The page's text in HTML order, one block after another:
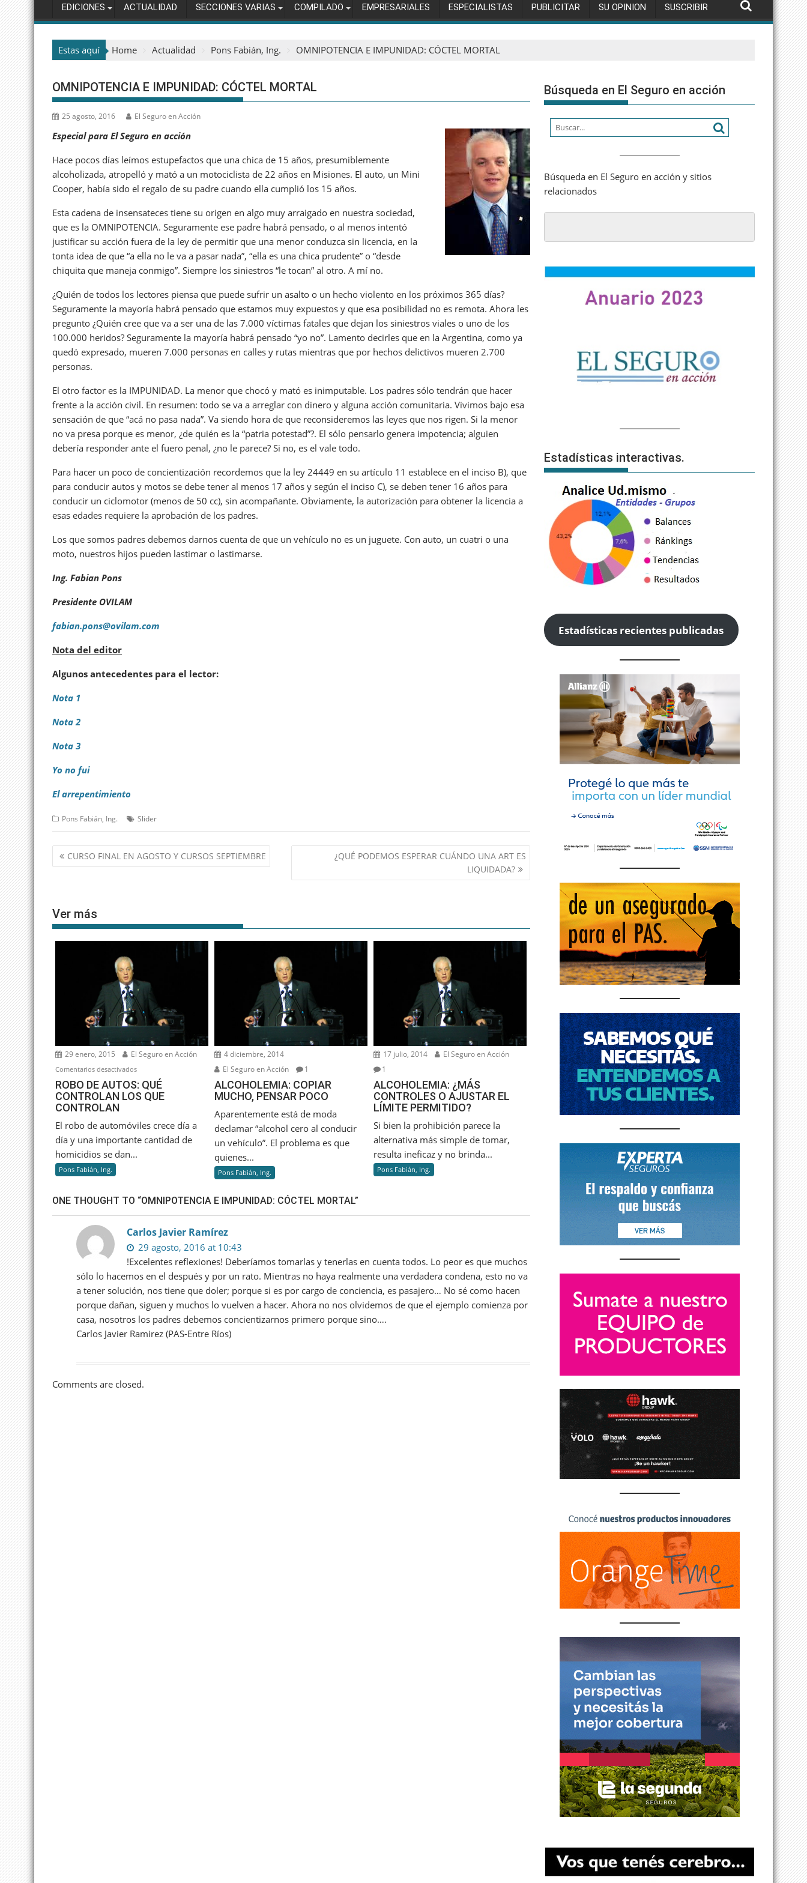
EDICIONES ACTUALIDAD SECCIONES VARIAS COMPILADO EMPRESARIALES ESPECIALISTAS PUBLICITAR SU OPINION SUSCRIBIR
Estas aquí Home Actualidad Pons Fabián, Ing. OMNIPOTENCIA E IMPUNIDAD: CÓCTEL MORTAL
OMNIPOTENCIA E IMPUNIDAD: CÓCTEL MORTAL
25 agosto, 2016 El Seguro en Acción
Especial para El Seguro en acción
Hace pocos días leímos estupefactos que una chica de 15 años, presumiblemente
alcoholizada, atropelló y mató a un motociclista de 22 años en Misiones. El auto, un Mini
Cooper, había sido el regalo de su padre cuando ella cumplió los 15 años.
Esta cadena de insensateces tiene su origen en algo muy arraigado en nuestra sociedad,
que es la OMNIPOTENCIA. Seguramente ese padre habrá pensado, o al menos intentó
justificar su acción fuera de la ley de permitir que una menor conduzca sin licencia, en la
tonta idea de que “a ella no le va a pasar nada”, “ella es una chica prudente” o “desde
chiquita que maneja conmigo”. Siempre los siniestros “le tocan” al otro. A mí no.
¿Quién de todos los lectores piensa que puede sufrir un asalto o un hecho violento en los próximos 365 días?
Seguramente la mayoría habrá pensado que estamos muy expuestos y que esa posibilidad no es remota. Ahora les
pregunto ¿Quién cree que va a ser una de las 7.000 víctimas fatales que dejan los siniestros viales o uno de los
100.000 heridos? Seguramente la mayoría habrá pensado “yo no”. Lamento decirles que en la Argentina, como ya
quedó expresado, mueren 7.000 personas en calles y rutas mientras que por hechos delictivos mueren 2.700
personas.
El otro factor es la IMPUNIDAD. La menor que chocó y mató es inimputable. Los padres sólo tendrán que hacer
frente a la acción civil. En resumen: todo se va a arreglar con dinero y alguna acción comunitaria. Vivimos bajo esa
sensación de que “acá no pasa nada”. Va siendo hora de que reconsideremos las leyes que nos rigen. Si la menor
no va presa porque es menor, ¿de quién es la “patria potestad”?. El sólo pensarlo genera impotencia; alguien
debería responder ante el fuero penal, ¿no le parece? Si no, es el vale todo.
Para hacer un poco de concientización recordemos que la ley 24449 en su artículo 11 establece en el inciso B), que
para conducir autos y motos se debe tener al menos 17 años y según el inciso C), se deben tener 16 años para
conducir un ciclomotor (menos de 50 cc), sin acompañante. Obviamente, la autorización para obtener la licencia a
esas edades requiere la aprobación de los padres.
Los que somos padres debemos darnos cuenta de que un vehículo no es un juguete. Con auto, un cuatri o una
moto, nuestros hijos pueden lastimar o lastimarse.
Ing. Fabian Pons
Presidente OVILAM
fabian.pons@ovilam.com
Nota del editor
Algunos antecedentes para el lector:
Nota 1
Nota 2
Nota 3
Yo no fui
El arrepentimiento
Pons Fabián, Ing. Slider
Navegación
de
CURSO FINAL EN AGOSTO Y CURSOS SEPTIEMBRE
¿QUÉ PODEMOS ESPERAR CUÁNDO UNA ART ES
LIQUIDADA?
Ver más
29 enero, 2015 El Seguro en Acción
Comentarios desactivadosen
ROBO
DE
QUÉ
CONTROLAN
ROBO DE AUTOS: QUÉ
CONTROLAN LOS QUE
CONTROLAN
El robo de automóviles crece día a
día y una importante cantidad de
homicidios se dan...
Pons Fabián, Ing.
4 diciembre, 2014
El Seguro en Acción
1
ALCOHOLEMIA: COPIAR
MUCHO, PENSAR POCO
Aparentemente está de moda
declamar “alcohol cero al conducir
un vehículo”. El problema es que
quienes...
Pons Fabián, Ing.
17 julio, 2014
El Seguro en Acción
1
ALCOHOLEMIA: ¿MÁS
CONTROLES O AJUSTAR EL
LÍMITE PERMITIDO?
Si bien la prohibición parece la
alternativa más simple de tomar,
resulta ineficaz y no brinda...
Pons Fabián, Ing.
ONE THOUGHT TO “OMNIPOTENCIA E IMPUNIDAD: CÓCTEL MORTAL”
Carlos Javier Ramírez
29 agosto, 2016 at 10:43
!Excelentes reflexiones! Deberíamos tomarlas y tenerlas en cuenta todos. Lo peor es que muchos
sólo lo hacemos en el después y por un rato. Mientras no haya realmente una verdadera condena, esto no va
a tener solución, nos tiene que doler; porque si es por cargo de conciencia, es pasajero… No sé como hacen
porque dañan, siguen y muchos lo vuelven a hacer. Ahora no nos olvidemos de que el ejemplo comienza por
casa, nosotros los padres debemos concientizarnos primero porque sino….
Carlos Javier Ramirez (PAS-Entre Ríos)
Comments are closed.
Búsqueda en El Seguro en acción
Búsqueda en El Seguro en acción y sitios
relacionados
Estadísticas interactivas.
Estadísticas recientes publicadas